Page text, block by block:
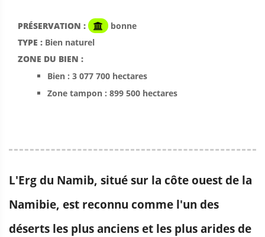
PRÉSERVATION :
bonne
TYPE : Bien naturel
ZONE DU BIEN :
Bien : 3 077 700 hectares
Zone tampon : 899 500 hectares
L'Erg du Namib, situé sur la côte ouest de la
Namibie, est reconnu comme l'un des
déserts les plus anciens et les plus arides de